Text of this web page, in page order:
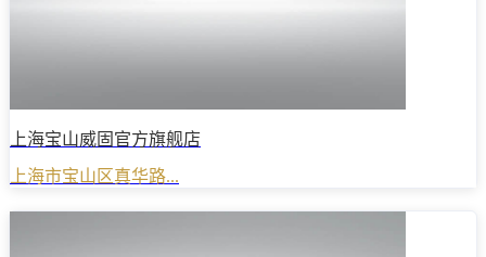
上海宝山威固官方旗舰店
上海市宝山区真华路...